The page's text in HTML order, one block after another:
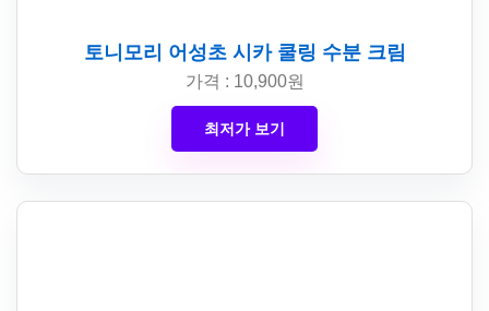
토니모리 어성초 시카 쿨링 수분 크림
가격 : 10,900원
최저가 보기